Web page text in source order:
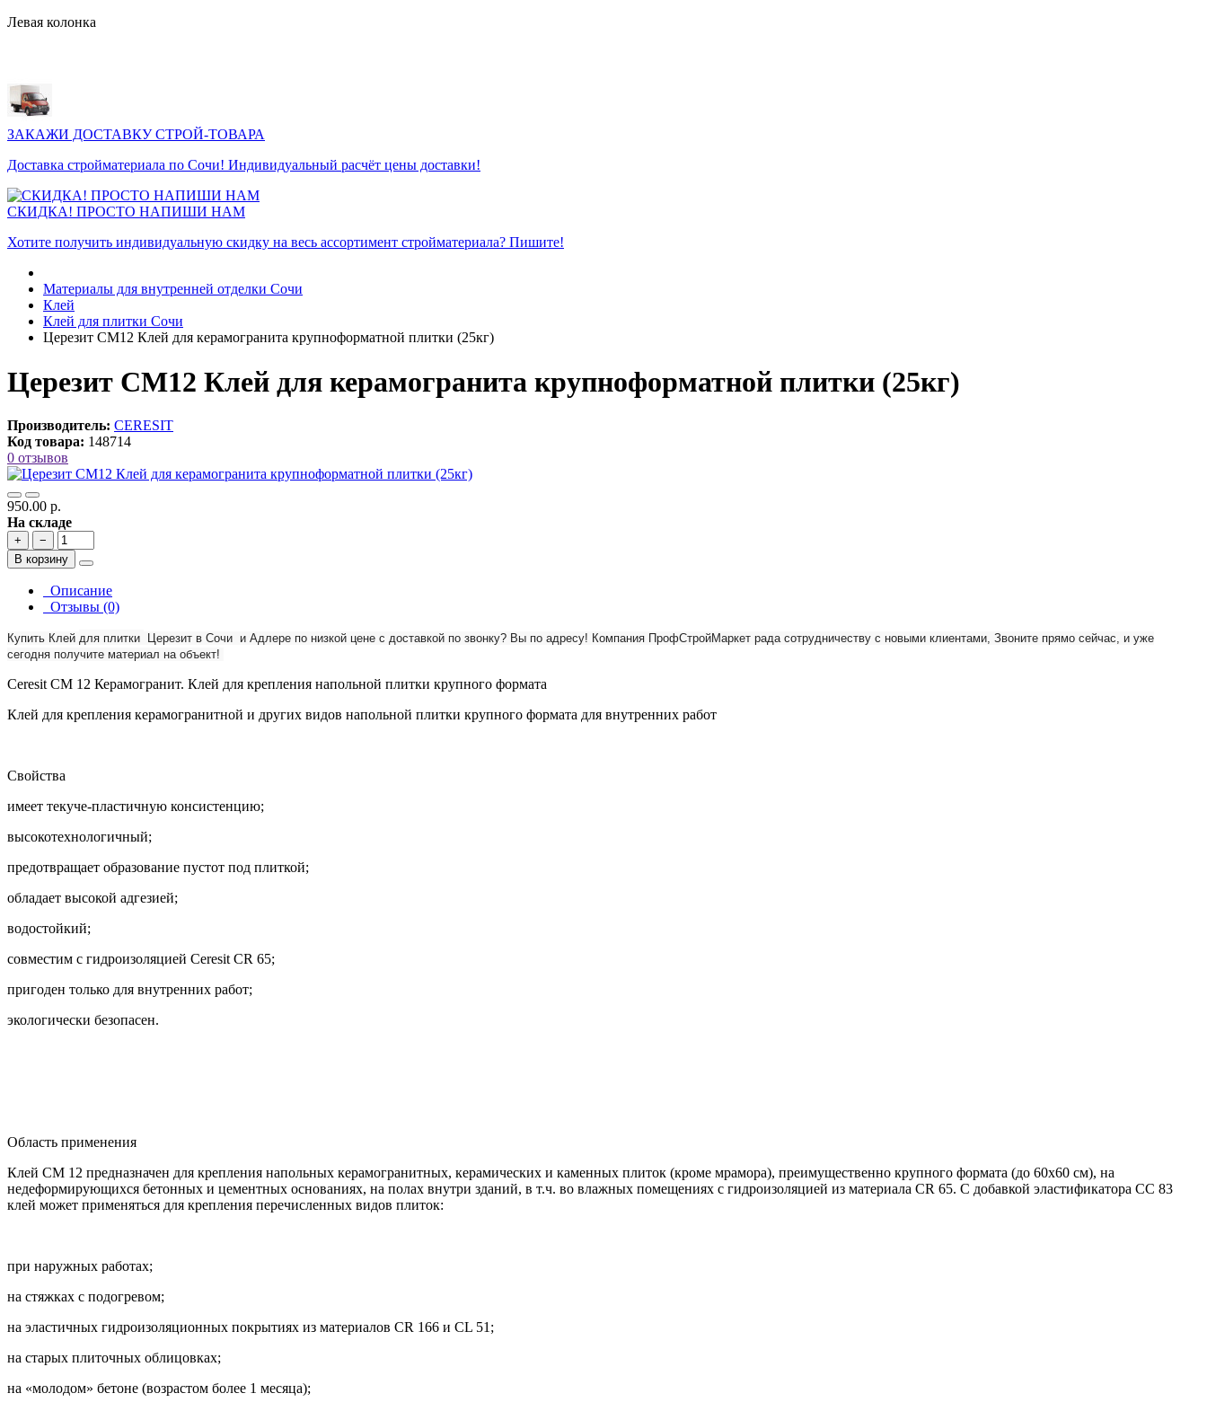
Левая колонка
ЗАКАЖИ ДОСТАВКУ СТРОЙ-ТОВАРА
Доставка стройматериала по Сочи! Индивидуальный расчёт цены доставки!
СКИДКА! ПРОСТО НАПИШИ НАМ
Хотите получить индивидуальную скидку на весь ассортимент стройматериала? Пишите!
Материалы для внутренней отделки Сочи
Клей
Клей для плитки Сочи
Церезит CM12 Клей для керамогранита крупноформатной плитки (25кг)
Церезит CM12 Клей для керамогранита крупноформатной плитки (25кг)
Производитель: CERESIT
Код товара: 148714
0 отзывов
950.00 р.
На складе
+
−
В корзину
Описание
Отзывы (0)
Купить Клей для плитки
Церезит в Сочи и Адлере по низкой цене с доставкой по звонку? Вы по адресу! Компания ПрофСтройМаркет рада сотрудничеству с новыми клиентами, Звоните прямо сейчас, и уже
сегодня получите материал на объект!
Ceresit CM 12 Керамогранит. Клей для крепления напольной плитки крупного формата
Клей для крепления керамогранитной и других видов напольной плитки крупного формата для внутренних работ
Свойства
имеет текуче-пластичную консистенцию;
высокотехнологичный;
предотвращает образование пустот под плиткой;
обладает высокой адгезией;
водостойкий;
совместим с гидроизоляцией Ceresit CR 65;
пригоден только для внутренних работ;
экологически безопасен.
Область применения
Клей СМ 12 предназначен для крепления напольных керамогранитных, керамических и каменных плиток (кроме мрамора), преимущественно крупного формата (до 60х60 см), на
недеформирующихся бетонных и цементных основаниях, на полах внутри зданий, в т.ч. во влажных помещениях с гидроизоляцией из материала CR 65. С добавкой эластификатора СС 83
клей может применяться для крепления перечисленных видов плиток:
при наружных работах;
на стяжках с подогревом;
на эластичных гидроизоляционных покрытиях из материалов CR 166 и CL 51;
на старых плиточных облицовках;
на «молодом» бетоне (возрастом более 1 месяца);